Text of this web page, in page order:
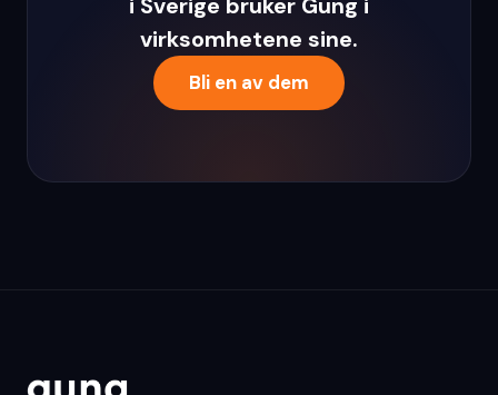
virksomhetene sine.
Bli en av dem